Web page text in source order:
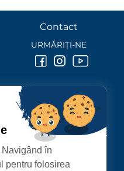
PERSONALE
M, 440026 SATU MARE
Contact
URMĂRIȚI-NE
în
pentru folosirea